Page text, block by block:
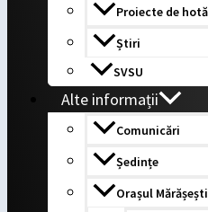
Proiecte de
Știri
SVSU
Alte informații
Comunicări
Ședințe
Orașul Mărășești